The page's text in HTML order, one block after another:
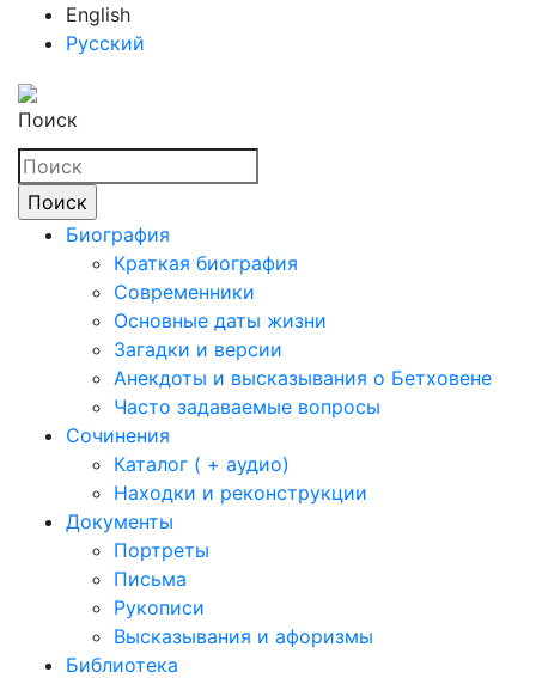
English
Русский
Поиск
Биография
Краткая биография
Современники
Основные даты жизни
Загадки и версии
Анекдоты и высказывания о Бетховене
Часто задаваемые вопросы
Сочинения
Каталог ( + аудио)
Находки и реконструкции
Документы
Портреты
Письма
Рукописи
Высказывания и афоризмы
Библиотека